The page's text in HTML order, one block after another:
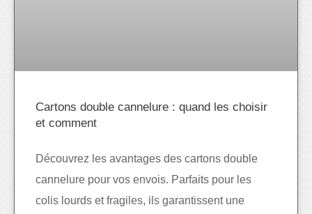
Cartons double cannelure : quand les choisir
et comment
Découvrez les avantages des cartons double
cannelure pour vos envois. Parfaits pour les
colis lourds et fragiles, ils garantissent une